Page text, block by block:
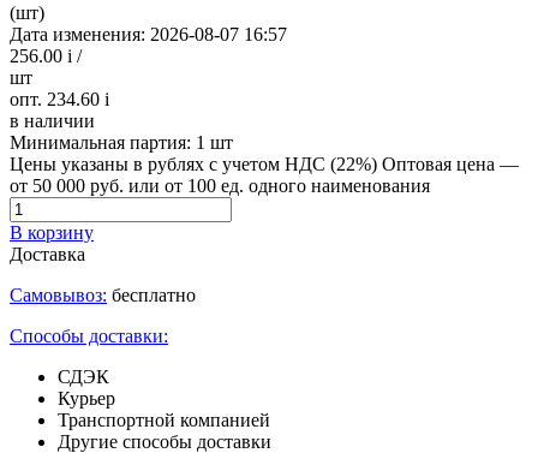
(шт)
Дата изменения: 2026-08-07 16:57
256.00 i /
шт
опт. 234.60 i
в наличии
Минимальная партия: 1 шт
Цены указаны в рублях с учетом НДС (22%) Оптовая цена —
от 50 000 руб. или от 100 ед. одного наименования
В корзину
Доставка
Самовывоз: бесплатно
Способы доставки:
СДЭК
Курьер
Транспортной компанией
Другие способы доставки